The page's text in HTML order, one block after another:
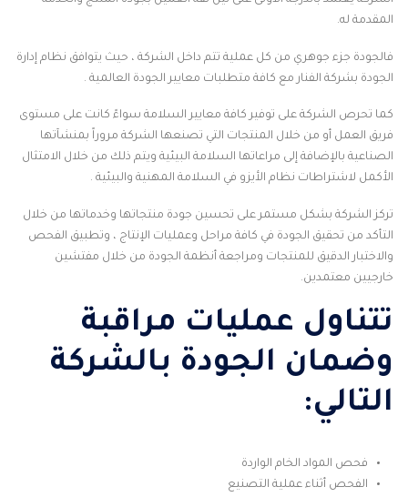
المقدمة له.
فالجودة جزء جوهري من كل عملية تتم داخل الشركة ، حيث يتوافق نظام إدارة
الجودة بشركة الفنار مع كافة متطلبات معايير الجودة العالمية .
كما تحرص الشركة على توفير كافة معايير السلامة سواءً كانت على مستوى
فريق العمل أو من خلال المنتجات التي تصنعها الشركة مروراً بمنشآتها
الصناعية بالإضافة إلى مراعاتها السلامة البيئية ويتم ذلك من خلال الامتثال
الأكمل لاشتراطات نظام الأيزو في السلامة المهنية والبيئية .
تركز الشركة بشكل مستمر على تحسين جودة منتجاتها وخدماتها من خلال
التأكد من تحقيق الجودة في كافة مراحل وعمليات الإنتاج ، وتطبيق الفحص
والاختبار الدقيق للمنتجات ومراجعة أنظمة الجودة من خلال مفتشين
خارجيين معتمدين.
تتناول عمليات مراقبة
وضمان الجودة بالشركة
التالي:
فحص المواد الخام الواردة
الفحص أثناء عملية التصنيع